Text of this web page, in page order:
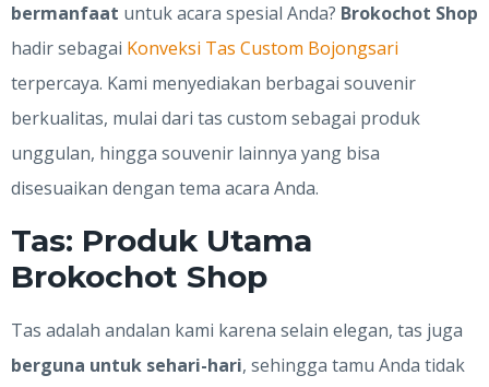
bermanfaat untuk acara spesial Anda? Brokochot Shop
hadir sebagai Konveksi Tas Custom Bojongsari
terpercaya. Kami menyediakan berbagai souvenir
berkualitas, mulai dari tas custom sebagai produk
unggulan, hingga souvenir lainnya yang bisa
disesuaikan dengan tema acara Anda.
Tas: Produk Utama
Brokochot Shop
Tas adalah andalan kami karena selain elegan, tas juga
berguna untuk sehari-hari, sehingga tamu Anda tidak